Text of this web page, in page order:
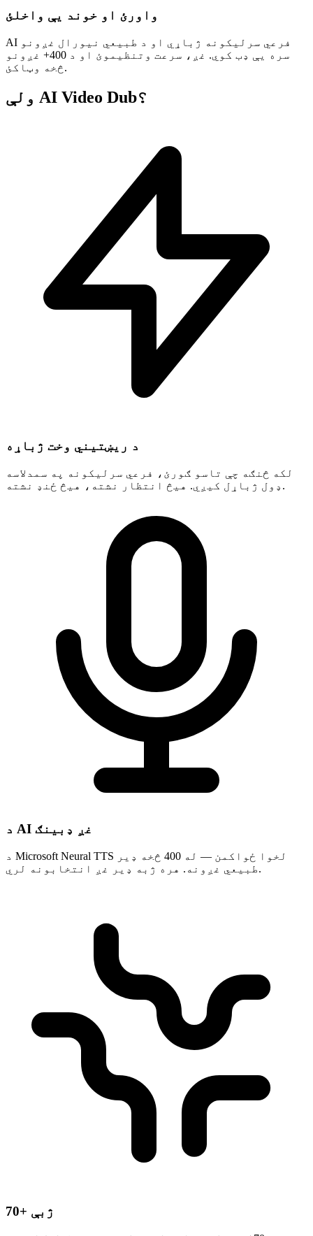
واورئ او خوند یې واخلئ
AI فرعي سرلیکونه ژباړي او د طبیعي نیورال غږونو
سره یې ډب کوي. غږ، سرعت وتنظیموئ او د 400+ غږونو
څخه وټاکئ.
ولې AI Video Dub؟
د ریښتیني وخت ژباړه
لکه څنګه چې تاسو ګورئ، فرعي سرلیکونه په سمدلاسه
ډول ژباړل کیږي. هیڅ انتظار نشته، هیڅ ځنډ نشته.
د AI غږ ډبینګ
د Microsoft Neural TTS لخوا ځواکمن — له 400 څخه ډیر
طبیعي غږونه. هره ژبه ډیر غږ انتخابونه لري.
70+ ژبې